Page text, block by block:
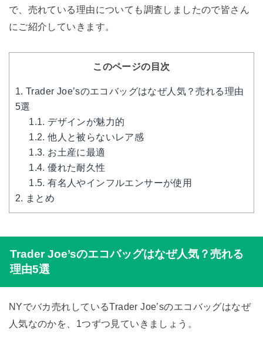
で、売れている理由についても調査しましたので皆さん
にご紹介していきます。
このページの目次
1. Trader Joe’sのエコバッグはなぜ人気？売れる理由
5選
1.1. デザインが魅力的
1.2. 他人と被らないレア感
1.3. お土産に最適
1.4. 優れた耐久性
1.5. 有名人やインフルエンサーが使用
2. まとめ
Trader Joe’sのエコバッグはなぜ人気？売れる
理由5選
NYでバカ売れしているTrader Joe’sのエコバッグはなぜ
人気なのかを、1つずつ見ていきましょう。